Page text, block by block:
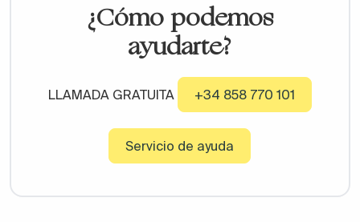
¿Cómo podemos
ayudarte?
LLAMADA GRATUITA +34 858 770 101
Servicio de ayuda